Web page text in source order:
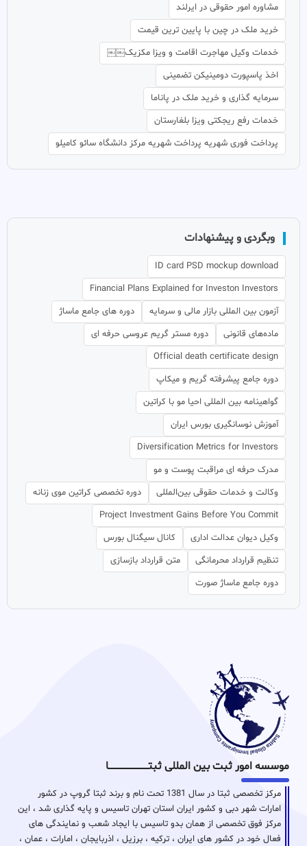
مشاوره امور حقوقی در ایرلند
خرید ملک در چین با پایین ترین قیمت
خدمات وکیل مهاجرت اقامت و ویزا مکزیک￼￼
اخذ پاسپورت دومینیکن تضمینی
سرمایه گذاری و خرید ملک در پاناما
خدمات رفع ریجکتی ویزا بلغارستان
پرداخت فوری شهریه پرداخت شهریه مرکز دانشگاه سائو کامیلو
وبگردی و پیشنهادات
ID card PSD mockup download
Financial Plans Explained for Investon Investors
آزمون بین المللی بازار مالی و سرمایه
دوره های جامع ماساژ
ماده‌های قانونی
دوره مستر گریم عروسی حرفه ای
Official death certificate design
دوره جامع پیشرفته گریم و میکاپ
گواهینامه بین المللی احیا مو با کراتین
آموزش نوسانگیری بورس ایران
Diversification Metrics for Investors
مدرک حرفه ای مراقبت پوست و مو
وکالت و خدمات حقوقی بین‌المللی
دوره تخصصی کراتین موی زنانه
Project Investment Gains Before You Commit
وکیل دیوان عدالت اداری
کانال سیگنال بورس
تنظیم قرارداد محرمانگی
متن قرارداد بازسازی
دوره جامع ماساژ صورت
موسسه امور ثبت بین المللی ثبتـــــــــــــــــــــــــــــا
مرکز تخصصی ثبتا در سال 1381 تحت نام و برند ثبتا گروپ در کشور
امارات شهر دبی و کشور ایران استان تهران تاسیس و پایه گذاری شد ، این
مرکز فوق تخصصی از همان بدو تاسیس با ایجاد شعب و نمایندگی های
فعال خود در کشور های ایران ، ترکیه ، برزیل ، اذربایجان ، امارات ، عمان ،